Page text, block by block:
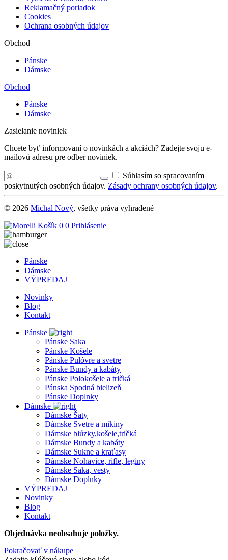
Reklamačný poriadok
Cookies
Ochrana osobných údajov
Obchod
Pánske
Dámske
Obchod
Pánske
Dámske
Zasielanie noviniek
Chcete byť informovaní o novinkách a akciách? Zadejte svoju e-
mailovú adresu pre odber noviniek.
Súhlasím so spracovaním
poskytnutých osobných údajov. Zásady ochrany osobných údajov.
© 2026 Michal Nový, všetky práva vyhradené
Košík 0 0 Prihlásenie
Pánske
Dámske
VÝPREDAJ
Novinky
Blog
Kontakt
Pánske
Pánske Saka
Pánske Košele
Pánske Pulóvre a svetre
Pánske Bundy a kabáty
Pánske Polokošele a tričká
Pánska Spodná bielizeň
Pánske Doplnky
Dámske
Dámske Šaty
Dámske Svetre a mikiny
Dámske blúzky,košele,tričká
Dámske Bundy a kabáty
Dámske Sukne a kraťasy
Dámske Nohavice, rifle, leginy
Dámske Saka, vesty
Dámske Doplnky
VÝPREDAJ
Novinky
Blog
Kontakt
Objednávka neobsahuje položky.
Pokračovať v nákupe